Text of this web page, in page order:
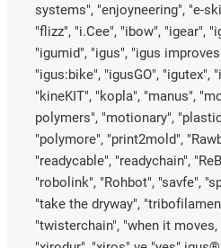
systems", "enjoyneering", "e-
"flizz", "i.Cee", "ibow", "igear",
"igumid", "igus", "igus
"igus:bike", "igusGO", "igutex",
"kineKIT", "kopla", "manus",
polymers", "motionary",
"polymore", "print2mold",
"readycable", "readychain",
"robolink", "Rohbot", "savfe",
"take the dryway",
"twisterchain", "when it